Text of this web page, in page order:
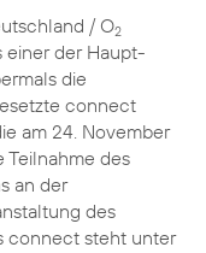
/ O2
einer der Haupt-
die
connect
am 24. November
Teilnahme des
an der
des
connect steht unter